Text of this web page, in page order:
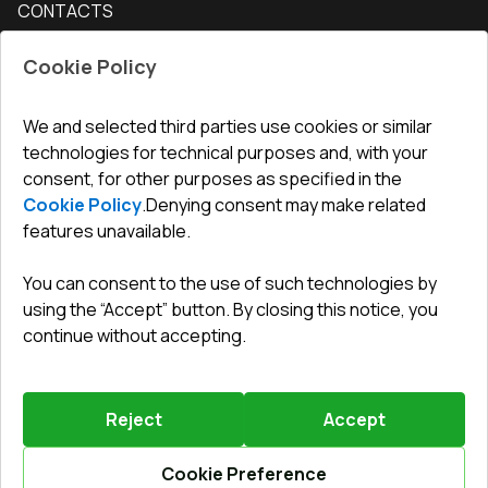
Interior doors
How to measure windows
For companies, cooperation
Conditions for returning goods
Guarantee
CONTACTS
undefined(undefined)
info@toptechnik.com.pl
Polityka prywatności
REGULAMIN
©2026.All right reserved.Powered byVitrager.com.
Report a problem?
Cookie Policy
We and selected third parties use cookies or similar
technologies for technical purposes and, with your
consent, for other purposes as specified in the
Cookie Policy.Denying consent may make related
features unavailable.
You can consent to the use of such technologies by
using the “Accept” button. By closing this notice, you
continue without accepting.
Reject Accept
Cookie Preference